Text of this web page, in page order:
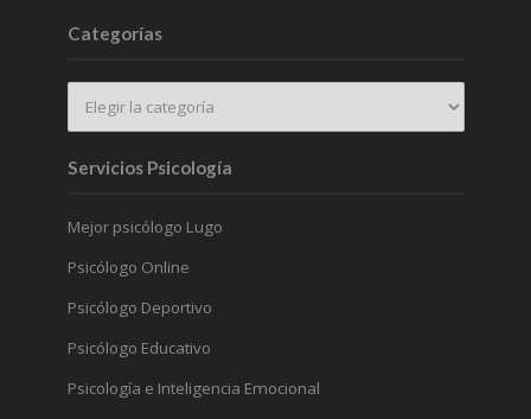
Categorías
Servicios Psicología
Mejor psicólogo Lugo
Psicólogo Online
Psicólogo Deportivo
Psicólogo Educativo
Psicología e Inteligencia Emocional